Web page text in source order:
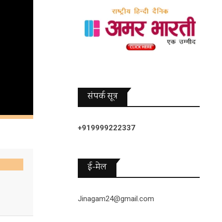
संपर्क सूत्र
+919999222337
ई-मेल
Jinagam24@gmail.com